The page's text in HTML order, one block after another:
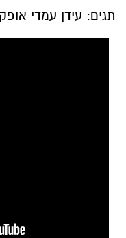
תגים: עידן עמדי